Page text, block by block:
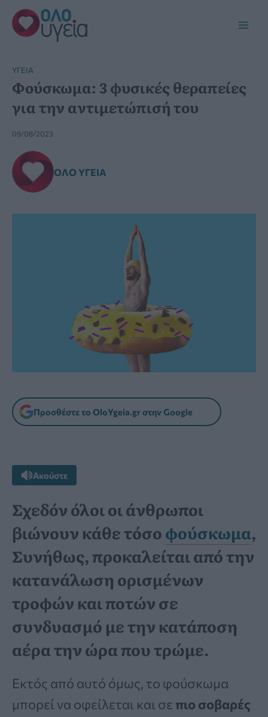
Μετάβαση
στο
περιεχόμενο
YΓΕΊΑ
Φούσκωμα: 3 φυσικές θεραπείες
για την αντιμετώπισή του
09/08/2023
ΌΛΟ ΥΓΕΊΑ
Προσθέστε το OloYgeia.gr στην Google
Ακούστε
Σχεδόν όλοι οι άνθρωποι
βιώνουν κάθε τόσοφούσκωμα,
Συνήθως, προκαλείται από την
κατανάλωση ορισμένων
τροφών και ποτών σε
συνδυασμό με την κατάποση
αέρα την ώρα που τρώμε.
Εκτός από αυτό όμως, το φούσκωμα
μπορεί να οφείλεται και σε πιο σοβαρές